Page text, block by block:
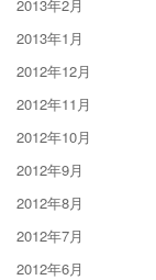
2013年2月
2013年1月
2012年12月
2012年11月
2012年10月
2012年9月
2012年8月
2012年7月
2012年6月